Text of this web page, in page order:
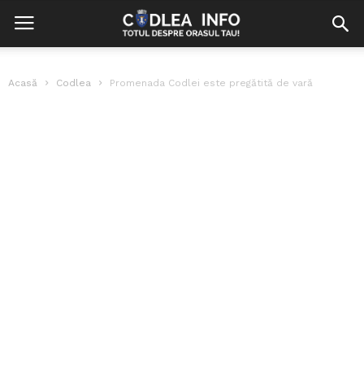
Acasă Codlea Promenada Codlei este pregătită de vară